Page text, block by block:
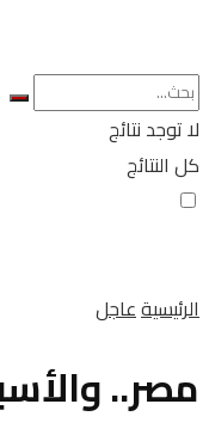
لا توجد نتائج
كل النتائج
الرئيسيةعاجل
مصر..